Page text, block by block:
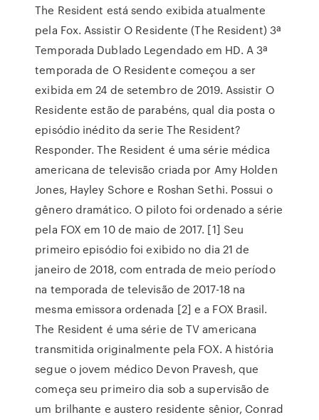
The Resident está sendo exibida atualmente
pela Fox. Assistir O Residente (The Resident) 3ª
Temporada Dublado Legendado em HD. A 3ª
temporada de O Residente começou a ser
exibida em 24 de setembro de 2019. Assistir O
Residente estão de parabéns, qual dia posta o
episódio inédito da serie The Resident?
Responder. The Resident é uma série médica
americana de televisão criada por Amy Holden
Jones, Hayley Schore e Roshan Sethi. Possui o
gênero dramático. O piloto foi ordenado a série
pela FOX em 10 de maio de 2017. [1] Seu
primeiro episódio foi exibido no dia 21 de
janeiro de 2018, com entrada de meio período
na temporada de televisão de 2017-18 na
mesma emissora ordenada [2] e a FOX Brasil.
The Resident é uma série de TV americana
transmitida originalmente pela FOX. A história
segue o jovem médico Devon Pravesh, que
começa seu primeiro dia sob a supervisão de
um brilhante e austero residente sênior, Conrad